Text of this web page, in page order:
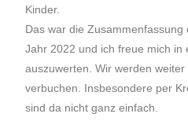
Kinder.
Das war die
Jahr 2022 und ich freue mich in
auszuwerten. Wir werden
verbuchen. Insbesondere per
sind da nicht ganz einfach.